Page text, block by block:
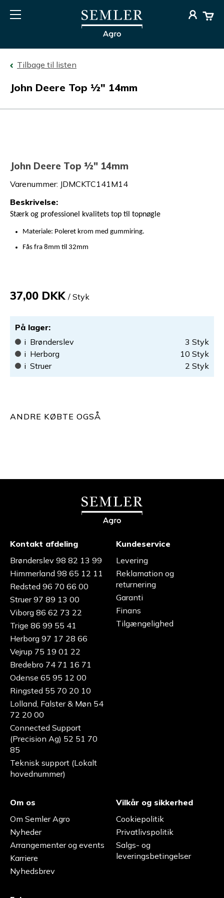
Tilbage til listen
John Deere Top ½" 14mm
John Deere Top ½" 14mm
Varenummer: JDMCKTC141M14
Beskrivelse:
Stærk og professionel kvalitets top til topnøgle
Materiale: Poleret krom med gummiring.
Fås fra 8mm til 32mm
37,00 DKK / Styk
På lager:
i Brønderslev 3 Styk
i Herborg 10 Styk
i Struer 2 Styk
ANDRE KØBTE OGSÅ
Kontakt afdeling
Brønderslev 98 82 13 99
Himmerland 98 65 12 11
Redsted 96 70 66 00
Struer 97 89 13 00
Viborg 86 62 73 22
Trige 86 99 55 41
Herborg 97 17 28 66
Vejrup 75 19 01 22
Bredebro 74 71 16 71
Odense 65 95 12 00
Ringsted 55 70 20 10
Lolland, Falster & Møn 54
72 20 00
Connected Support
(Precision Ag) 52 51 70
85
Teknisk support (Lokalt
hovednummer)
Kundeservice
Levering
Reklamation og
returnering
Garanti
Finans
Tilgængelighed
Om os
Om Semler Agro
Nyheder
Arrangementer og events
Karriere
Nyhedsbrev
Vilkår og sikkerhed
Cookiepolitik
Privatlivspolitik
Salgs- og
leveringsbetingelser